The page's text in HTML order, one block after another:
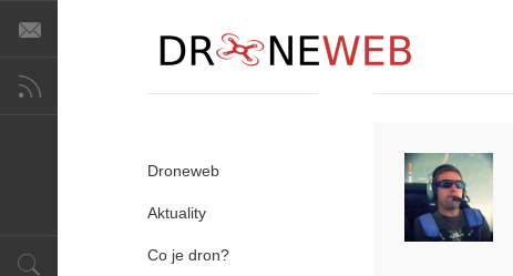
Droneweb
Aktuality
Co je dron?